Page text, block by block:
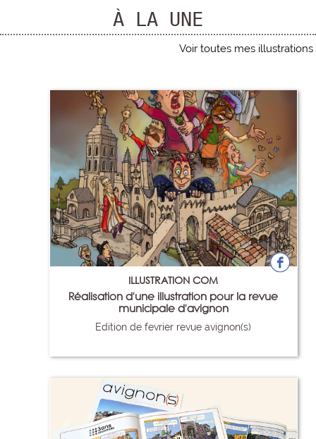
À LA UNE
Voir toutes mes illustrations
ILLUSTRATION COM
Réalisation d'une illustration pour la revue
municipale d'avignon
Edition de fevrier revue avignon(s)